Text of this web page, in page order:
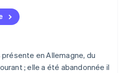
en Allemagne, du
; elle a été abandonnée il